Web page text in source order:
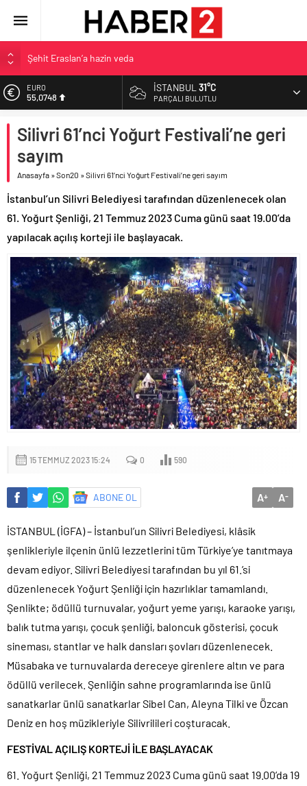
Şehit Eraslan’a hazin veda
Toprak Razgatlıoğlu Çekya’da ikinci oldu
Malatya’da Bakırcılar Çarşısı’na ilk kazma
İzmit Belediyesi’nden Tepeköy’de asfalt mesaisi
EURO
55,0748
6.623,43
BİST
13.785,25
47,7048
İSTANBUL31°C
PARÇALI BULUTLU
Silivri 61’nci Yoğurt Festivali’ne geri
sayım
Anasayfa »Son20 »Silivri 61’nci Yoğurt Festivali’ne geri sayım
İstanbul’un Silivri Belediyesi tarafından düzenlenecek olan
61. Yoğurt Şenliği, 21 Temmuz 2023 Cuma günü saat 19.00’da
yapılacak açılış korteji ile başlayacak.
15 TEMMUZ 2023 15:24 0 590
ABONE OL A+ A-
İSTANBUL (İGFA) – İstanbul’un Silivri Belediyesi, klâsik
şenlikleriyle ilçenin ünlü lezzetlerini tüm Türkiye’ye tanıtmaya
devam ediyor. Silivri Belediyesi tarafından bu yıl 61.’si
düzenlenecek Yoğurt Şenliği için hazırlıklar tamamlandı.
Şenlikte; ödüllü turnuvalar, yoğurt yeme yarışı, karaoke yarışı,
balık tutma yarışı, çocuk şenliği, baloncuk gösterisi, çocuk
sineması, stantlar ve halk dansları şovları düzenlenecek.
Müsabaka ve turnuvalarda dereceye girenlere altın ve para
ödüllü verilecek. Şenliğin sahne programlarında ise ünlü
sanatkarlar ünlü sanatkarlar Sibel Can, Aleyna Tilki ve Özcan
Deniz en hoş müzikleriyle Silivrilileri coşturacak.
FESTİVAL AÇILIŞ KORTEJİ İLE BAŞLAYACAK
61. Yoğurt Şenliği, 21 Temmuz 2023 Cuma günü saat 19.00’da 19